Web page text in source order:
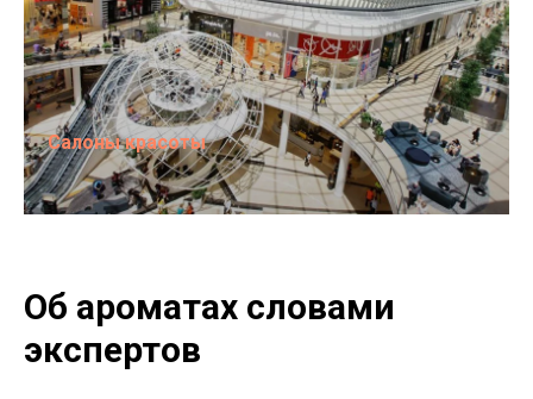
Салоны красоты
Об ароматах словами
экспертов